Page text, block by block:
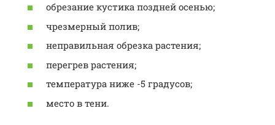
обрезание кустика поздней осенью;
чрезмерный полив;
неправильная обрезка растения;
перегрев растения;
температура ниже -5 градусов;
место в тени.